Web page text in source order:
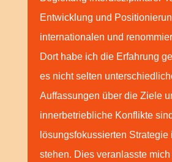
Entwicklung und
internationalen und
Dort habe ich die Erfahrung
es nicht selten
Auffassungen über die Ziele
innerbetriebliche Konflikte
lösungsfokussierten Strategie
stehen. Dies veranlasste mich